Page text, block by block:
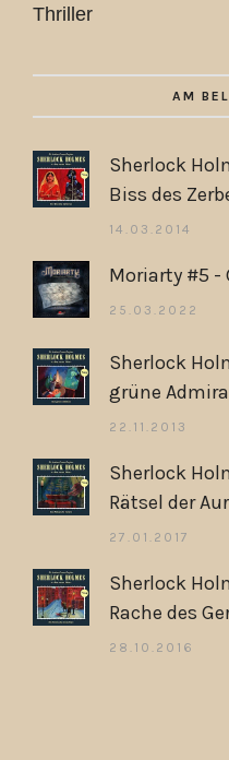
Thriller
AM
Sherlock
Biss des
14.03.2014
Moriarty #5 -
25.03.2022
Sherlock
grüne
22.11.2013
Sherlock
Rätsel der
27.01.2017
Sherlock
Rache des
28.10.2016